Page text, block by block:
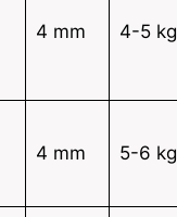
4 mm 4-5 kg
4 mm 5-6 kg